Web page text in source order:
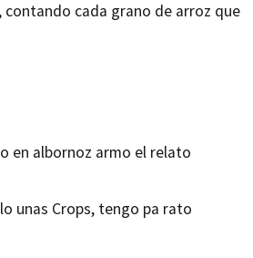
cada grano de arroz que
en albornoz armo el relato
unas Crops, tengo pa rato